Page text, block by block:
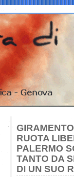
RUOTA
PALERMO
TANTO DA
DI UN SUO